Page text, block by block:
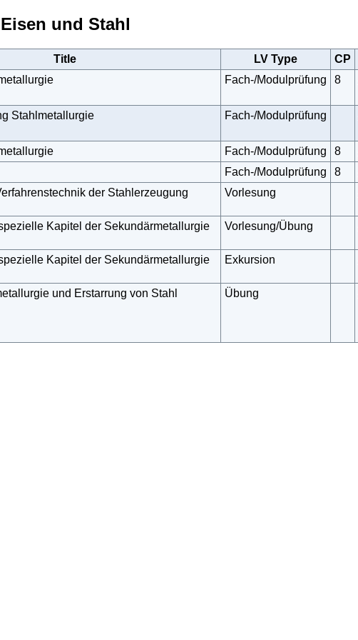
und Stahl
Title LV Type CP
Fach-/Modulprüfung 8
Stahlmetallurgie Fach-/Modulprüfung
Fach-/Modulprüfung 8
Fach-/Modulprüfung 8
der Stahlerzeugung
Vorlesung
Kapitel der Sekundärmetallurgie
Vorlesung/Übung
Kapitel der Sekundärmetallurgie
Exkursion
und Erstarrung von Stahl
Übung